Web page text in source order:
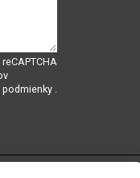
podmienky .